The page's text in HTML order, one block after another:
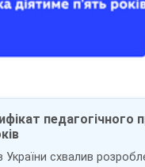
педагогічного
України схвалив